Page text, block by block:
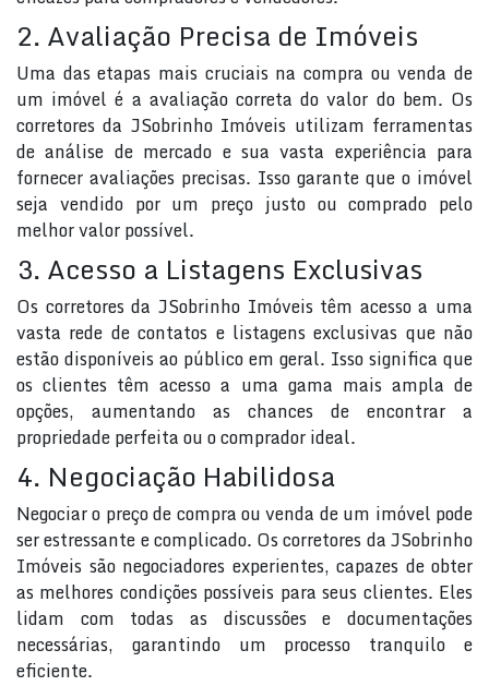
2. Avaliação Precisa de Imóveis
Uma das etapas mais cruciais na compra ou venda de
um imóvel é a avaliação correta do valor do bem. Os
corretores da JSobrinho Imóveis utilizam ferramentas
de análise de mercado e sua vasta experiência para
fornecer avaliações precisas. Isso garante que o imóvel
seja vendido por um preço justo ou comprado pelo
melhor valor possível.
3. Acesso a Listagens Exclusivas
Os corretores da JSobrinho Imóveis têm acesso a uma
vasta rede de contatos e listagens exclusivas que não
estão disponíveis ao público em geral. Isso significa que
os clientes têm acesso a uma gama mais ampla de
opções, aumentando as chances de encontrar a
propriedade perfeita ou o comprador ideal.
4. Negociação Habilidosa
Negociar o preço de compra ou venda de um imóvel pode
ser estressante e complicado. Os corretores da JSobrinho
Imóveis são negociadores experientes, capazes de obter
as melhores condições possíveis para seus clientes. Eles
lidam com todas as discussões e documentações
necessárias, garantindo um processo tranquilo e
eficiente.